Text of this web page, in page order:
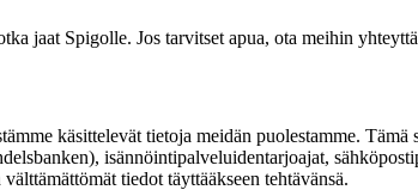
jaat Spigolle. Jos tarvitset apua, ota meihin
käsittelevät tietoja meidän puolestamme. Tämä
isännöintipalveluidentarjoajat,
tiedot täyttääkseen tehtävänsä.